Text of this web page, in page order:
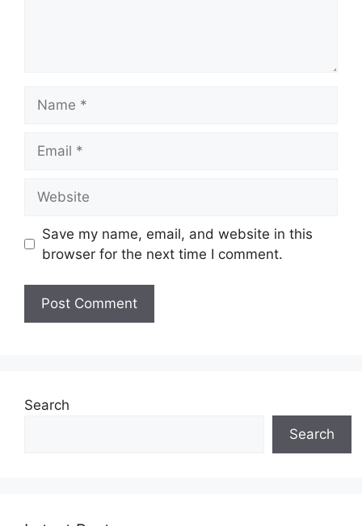
Save my name, email, and website in this
browser for the next time I comment.
Search
Search